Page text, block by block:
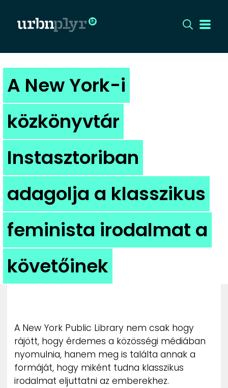
CÍMLAP
DIZÁJN
DIVAT
HIP
KULT
UTCA
ZENE
MÉDIAAJÁNLAT
IMPRESSZUM
PR-ARCHÍVUM
A New York-i
közkönyvtár
Instasztoriban
adagolja a klasszikus
feminista irodalmat a
követőinek
A New York Public Library nem csak hogy
rájött, hogy érdemes a közösségi médiában
nyomulnia, hanem meg is találta annak a
formáját, hogy miként tudna klasszikus
irodalmat eljuttatni az emberekhez.